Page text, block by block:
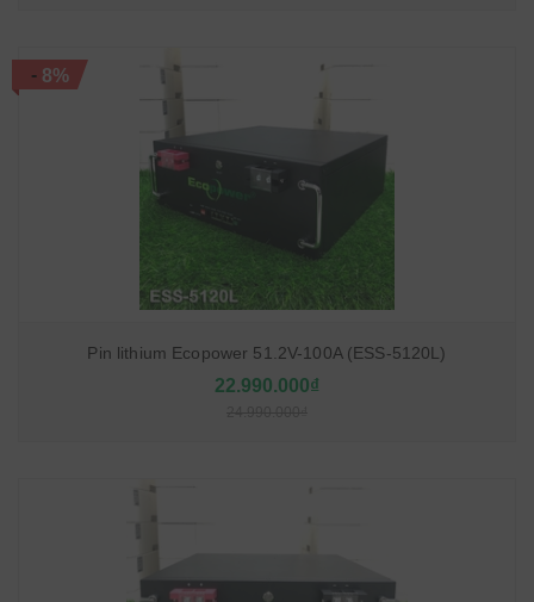
- 8%
Pin lithium Ecopower 51.2V-100A (ESS-5120L)
22.990.000₫